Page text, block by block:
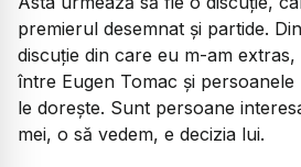
premierul desemnat și partide.
discuție din care eu m-am
între Eugen Tomac și
le dorește. Sunt persoane
mei, o să vedem, e decizia lui.